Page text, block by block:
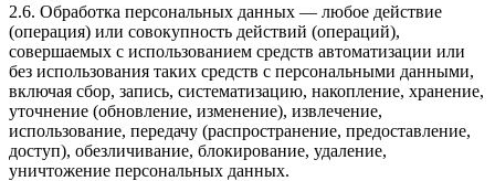
2.6. Обработка персональных данных — любое действие
(операция) или совокупность действий (операций),
совершаемых с использованием средств автоматизации или
без использования таких средств с персональными данными,
включая сбор, запись, систематизацию, накопление, хранение,
уточнение (обновление, изменение), извлечение,
использование, передачу (распространение, предоставление,
доступ), обезличивание, блокирование, удаление,
уничтожение персональных данных.